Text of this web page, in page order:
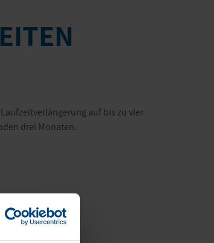
auf bis zu vier
drei Monaten.